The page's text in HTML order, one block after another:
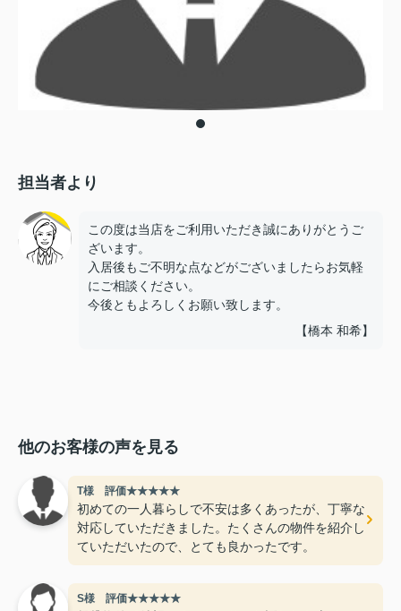
担当者より
この度は当店をご利用いただき誠にありがとうご
ざいます。
入居後もご不明な点などがございましたらお気軽
にご相談ください。
今後ともよろしくお願い致します。
【橋本 和希】
他のお客様の声を見る
T様 評価★★★★★
初めての一人暮らしで不安は多くあったが、丁寧な
対応していただきました。たくさんの物件を紹介し
ていただいたので、とても良かったです。
S様 評価★★★★★